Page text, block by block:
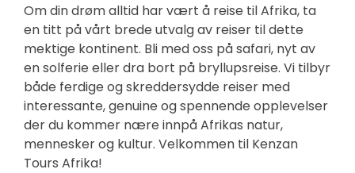
Om din drøm alltid har vært å reise til Afrika, ta
en titt på vårt brede utvalg av reiser til dette
mektige kontinent. Bli med oss på safari, nyt av
en solferie eller dra bort på bryllupsreise. Vi tilbyr
både ferdige og skreddersydde reiser med
interessante, genuine og spennende opplevelser
der du kommer nære innpå Afrikas natur,
mennesker og kultur. Velkommen til Kenzan
Tours Afrika!